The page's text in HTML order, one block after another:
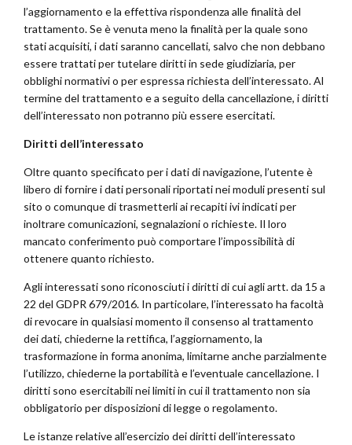
l’aggiornamento e la effettiva rispondenza alle finalità del
trattamento. Se è venuta meno la finalità per la quale sono
stati acquisiti, i dati saranno cancellati, salvo che non debbano
essere trattati per tutelare diritti in sede giudiziaria, per
obblighi normativi o per espressa richiesta dell’interessato. Al
termine del trattamento e a seguito della cancellazione, i diritti
dell’interessato non potranno più essere esercitati.
Diritti dell’interessato
Oltre quanto specificato per i dati di navigazione, l’utente è
libero di fornire i dati personali riportati nei moduli presenti sul
sito o comunque di trasmetterli ai recapiti ivi indicati per
inoltrare comunicazioni, segnalazioni o richieste. Il loro
mancato conferimento può comportare l’impossibilità di
ottenere quanto richiesto.
Agli interessati sono riconosciuti i diritti di cui agli artt. da 15 a
22 del GDPR 679/2016. In particolare, l’interessato ha facoltà
di revocare in qualsiasi momento il consenso al trattamento
dei dati, chiederne la rettifica, l’aggiornamento, la
trasformazione in forma anonima, limitarne anche parzialmente
l’utilizzo, chiederne la portabilità e l’eventuale cancellazione. I
diritti sono esercitabili nei limiti in cui il trattamento non sia
obbligatorio per disposizioni di legge o regolamento.
Le istanze relative all’esercizio dei diritti dell’interessato